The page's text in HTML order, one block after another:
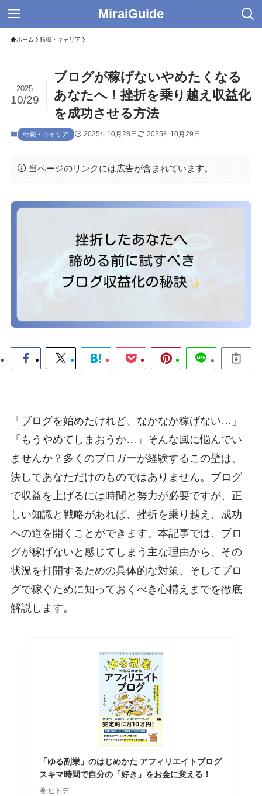
MiraiGuide
ホーム 転職・キャリア
ブログが稼げないやめたくなる
あなたへ！挫折を乗り越え収益化
を成功させる方法
2025
10/29
転職・キャリア 2025年10月28日 2025年10月29日
当ページのリンクには広告が含まれています。
「ブログを始めたけれど、なかなか稼げない…」
「もうやめてしまおうか…」そんな風に悩んでい
ませんか？多くのブロガーが経験するこの壁は、
決してあなただけのものではありません。ブログ
で収益を上げるには時間と努力が必要ですが、正
しい知識と戦略があれば、挫折を乗り越え、成功
への道を開くことができます。本記事では、ブロ
グが稼げないと感じてしまう主な理由から、その
状況を打開するための具体的な対策、そしてブロ
グで稼ぐために知っておくべき心構えまでを徹底
解説します。
「ゆる副業」のはじめかた アフィリエイトブログ
スキマ時間で自分の「好き」をお金に変える！
著:ヒトデ